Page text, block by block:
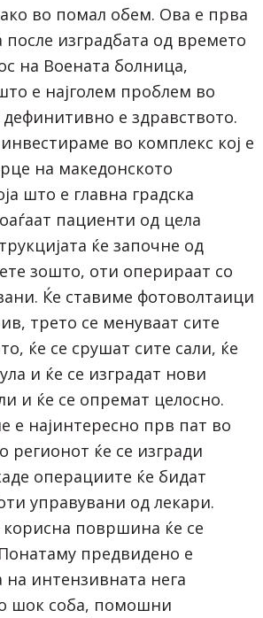
во помал обем. Ова е прва
после изградбата од времето
на Воената болница,
е најголем проблем во
е здравството.
во комплекс кој е
на македонското
што е главна градска
пациенти од цела
ќе започне од
зошто, оти оперираат со
Ќе ставиме фотоволтаици
трето се менуваат сите
ќе се срушат сите сали, ќе
и ќе се изградат нови
и ќе се опремат целосно.
е најинтересно прв пат во
регионот ќе се изгради
операциите ќе бидат
управувани од лекари.
површина ќе се
предвидено е
на интензивната нега
шок соба, помошни